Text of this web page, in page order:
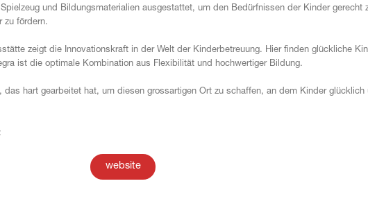
und Bildungsmaterialien ausgestattet, um den Bedürfnissen der Kinder gerecht
zu fördern.
zeigt die Innovationskraft in der Welt der Kinderbetreuung. Hier finden glückliche
ist die optimale Kombination aus Flexibilität und hochwertiger Bildung.
das hart gearbeitet hat, um diesen grossartigen Ort zu schaffen, an dem Kinder glücklich
website